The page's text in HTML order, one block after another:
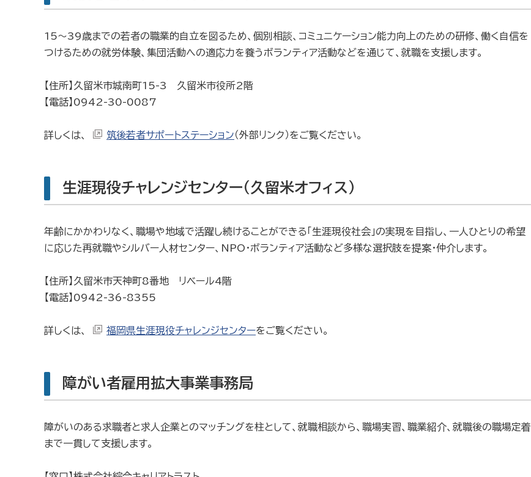
15〜39歳までの若者の職業的自立を図るため、個別相談、コミュニケーション能力向上のための研修、働く自信を
つけるための就労体験、集団活動への適応力を養うボランティア活動などを通じて、就職を支援します。
【住所】久留米市城南町15-3 久留米市役所2階
【電話】0942-30-0087
詳しくは、 筑後若者サポートステーション（外部リンク）をご覧ください。
生涯現役チャレンジセンター（久留米オフィス）
年齢にかかわりなく、職場や地域で活躍し続けることができる「生涯現役社会」の実現を目指し、一人ひとりの希望
に応じた再就職やシルバー人材センター、NPO・ボランティア活動など多様な選択肢を提案・仲介します。
【住所】久留米市天神町8番地 リベール4階
【電話】0942-36-8355
詳しくは、 福岡県生涯現役チャレンジセンターをご覧ください。
障がい者雇用拡大事業事務局
障がいのある求職者と求人企業とのマッチングを柱として、就職相談から、職場実習、職業紹介、就職後の職場定着
まで一貫して支援します。